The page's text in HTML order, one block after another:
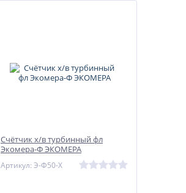
Счётчик х/в турбинный фл
Экомера-Ф ЭКОМЕРА
Артикул: Э-Ф50-Х